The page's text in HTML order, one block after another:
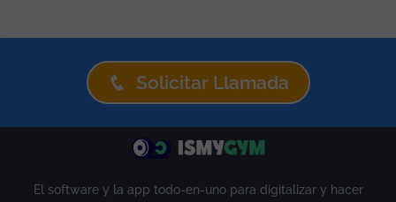
Solicitar Llamada
El software y la app todo-en-uno para digitalizar y hacer